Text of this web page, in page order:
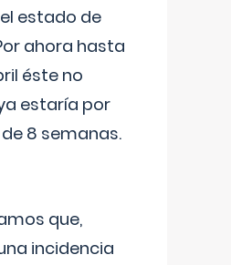
estado de
ahora hasta
éste no
estaría por
8 semanas.
que,
incidencia